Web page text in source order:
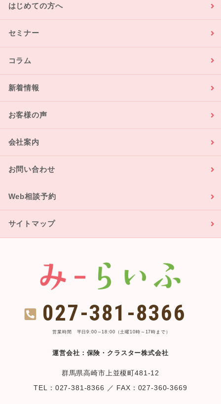
はじめての方へ
セミナー
コラム
新着情報
お客様の声
会社案内
お問い合わせ
Web相談予約
サイトマップ
027-381-8366
営業時間 平日9:00～18:00（土曜10時～17時まで）
運営会社：保険・クラスター株式会社
群馬県高崎市上並榎町481-12
TEL：027-381-8366 ／ FAX：027-360-3669